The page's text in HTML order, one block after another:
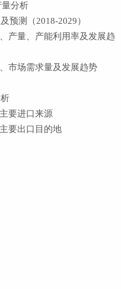
分析
预测（2018-2029）
量、产能利用率及发展趋
场需求量及发展趋势
要进口来源
要出口目的地